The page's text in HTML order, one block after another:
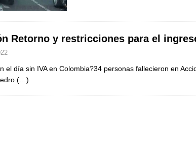
bajo la lupa a nuevo proveedor vinculado al entramado
La Espriella en la Arena USC LO ÚLTIMO
Retorno y restricciones para el
el día sin IVA en Colombia?34 personas fallecieron en
(…)